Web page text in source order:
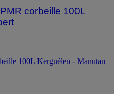
corbeille 100L
100L Kerguélen - Manutan